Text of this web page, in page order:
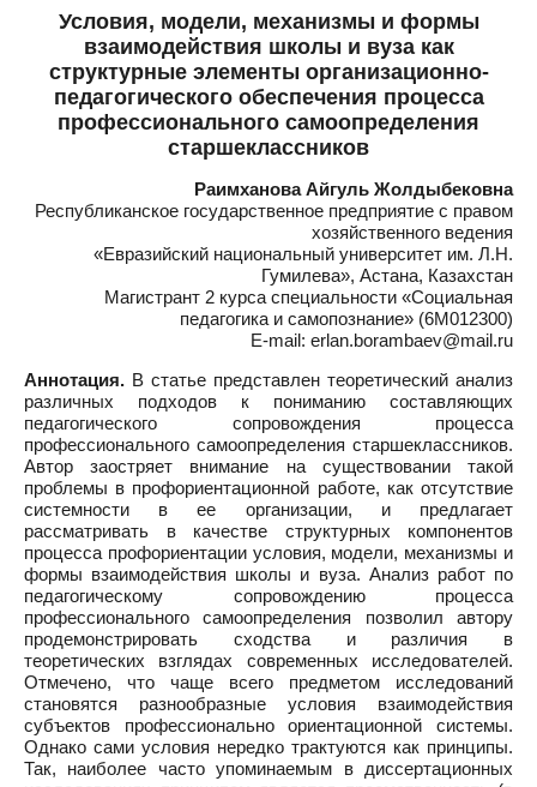
Условия, модели, механизмы и формы
взаимодействия школы и вуза как
структурные элементы организационно-
педагогического обеспечения процесса
профессионального самоопределения
старшеклассников
Раимханова Айгуль Жолдыбековна
Республиканское государственное предприятие с правом
хозяйственного ведения
«Евразийский национальный университет им. Л.Н.
Гумилева», Астана, Казахстан
Магистрант 2 курса специальности «Социальная
педагогика и самопознание» (6М012300)
E-mail: erlan.borambaev@mail.ru
Аннотация. В статье представлен теоретический анализ
различных подходов к пониманию составляющих
педагогического сопровождения процесса
профессионального самоопределения старшеклассников.
Автор заостряет внимание на существовании такой
проблемы в профориентационной работе, как отсутствие
системности в ее организации, и предлагает
рассматривать в качестве структурных компонентов
процесса профориентации условия, модели, механизмы и
формы взаимодействия школы и вуза. Анализ работ по
педагогическому сопровождению процесса
профессионального самоопределения позволил автору
продемонстрировать сходства и различия в
теоретических взглядах современных исследователей.
Отмечено, что чаще всего предметом исследований
становятся разнообразные условия взаимодействия
субъектов профессионально ориентационной системы.
Однако сами условия нередко трактуются как принципы.
Так, наиболее часто упоминаемым в диссертационных